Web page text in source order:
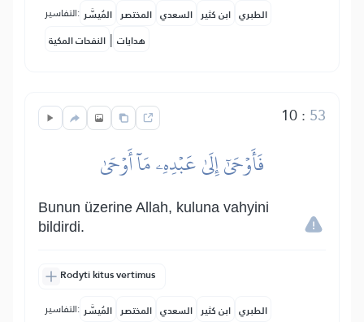
التفاسير: المُيسَّر المختصر السعدي ابن كثير الطبري
النفحات المكية | هدايات
10: 53
فَأَوۡحَىٰٓ إِلَىٰ عَبۡدِهِۦ مَآ أَوۡحَىٰ
Bunun üzerine Allah, kuluna vahyini
bildirdi.
Rodyti kitus vertimus
التفاسير: المُيسَّر المختصر السعدي ابن كثير الطبري